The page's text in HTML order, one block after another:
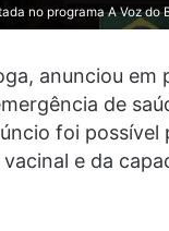
no programa A Voz do
anunciou
de
foi
e da